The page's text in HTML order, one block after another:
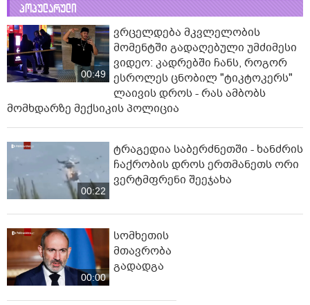
პოპულარული
00:49
ვრცელდება მკვლელობის
მომენტში გადაღებული უმძიმესი
ვიდეო: კადრებში ჩანს, როგორ
ესროლეს ცნობილ "ტიკტოკერს"
ლაივის დროს - რას ამბობს
მომხდარზე მექსიკის პოლიცია
00:22
ტრაგედია საბერძნეთში - ხანძრის
ჩაქრობის დროს ერთმანეთს ორი
ვერტმფრენი შეეჯახა
00:00
სომხეთის
მთავრობა
გადადგა